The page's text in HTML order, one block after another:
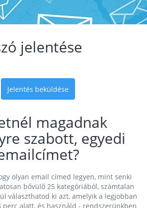
jelentése
Jelentés beküldése
magadnak
szabott, egyedi
olyan email címed legyen, mint senki
bővülő 25 kategóriából, számtalan
választhatod ki azt, amelyik a legjobban
alatt, és használd - rendszerünkben